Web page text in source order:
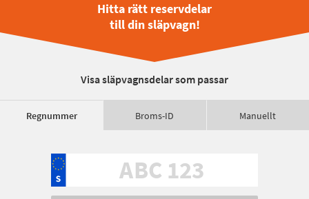
Hitta rätt reservdelar
till din släpvagn!
Visa släpvagnsdelar som passar
Regnummer Broms-ID Manuellt